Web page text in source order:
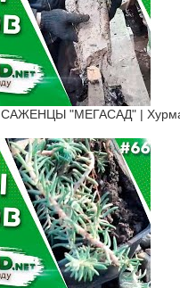
"МЕГАСАД" | Хурма